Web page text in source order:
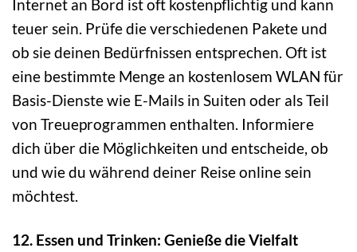
Internet an Bord ist oft kostenpflichtig und kann
teuer sein. Prüfe die verschiedenen Pakete und
ob sie deinen Bedürfnissen entsprechen. Oft ist
eine bestimmte Menge an kostenlosem WLAN für
Basis-Dienste wie E-Mails in Suiten oder als Teil
von Treueprogrammen enthalten. Informiere
dich über die Möglichkeiten und entscheide, ob
und wie du während deiner Reise online sein
möchtest.
12. Essen und Trinken: Genieße die Vielfalt